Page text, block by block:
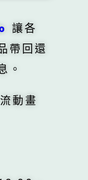
讓各
帶回還
。
動畫